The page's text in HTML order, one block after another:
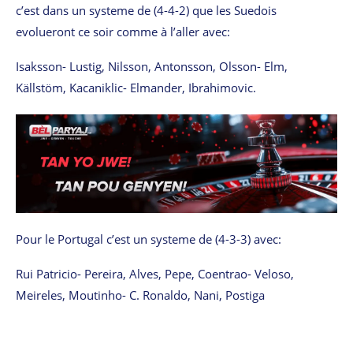
c’est dans un systeme de (4-4-2) que les Suedois
evolueront ce soir comme à l’aller avec:
Isaksson- Lustig, Nilsson, Antonsson, Olsson- Elm,
Källstöm, Kacaniklic- Elmander, Ibrahimovic.
Pour le Portugal c’est un systeme de (4-3-3) avec:
Rui Patricio- Pereira, Alves, Pepe, Coentrao- Veloso,
Meireles, Moutinho- C. Ronaldo, Nani, Postiga